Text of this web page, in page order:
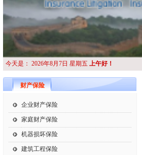
今天是： 2026年8月7日 星期五 上午好！
财产保险
企业财产保险
家庭财产保险
机器损坏保险
建筑工程保险